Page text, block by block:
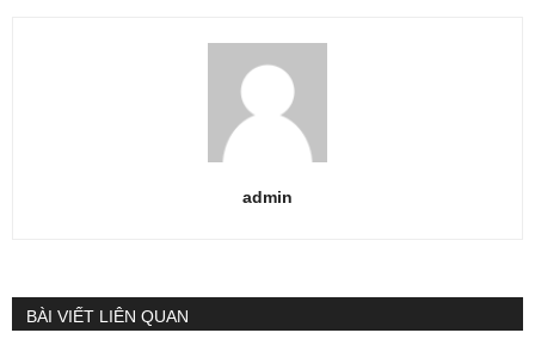
admin
BÀI VIẾT LIÊN QUAN